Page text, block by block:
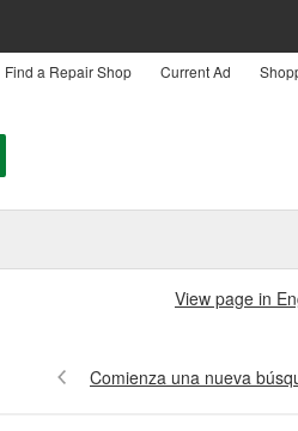
Find a Repair Shop Current Ad
View page in
Comienza una nueva